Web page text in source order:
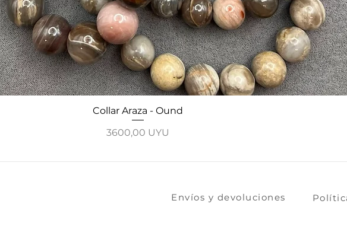
Vista rápida
Collar Araza - Ound
Precio
3600,00 UYU
​​​Envíos y devoluciones